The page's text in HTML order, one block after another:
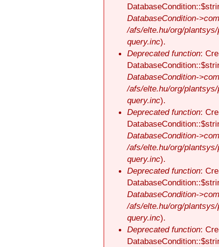
DatabaseCondition-
/afs/elte.hu/org/
query.inc).
Deprecated function:
DatabaseCondition-
/afs/elte.hu/org/
query.inc).
Deprecated function:
DatabaseCondition-
/afs/elte.hu/org/
query.inc).
Deprecated function:
DatabaseCondition-
/afs/elte.hu/org/
query.inc).
Deprecated function: